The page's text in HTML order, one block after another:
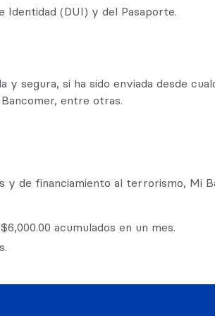
Identidad (DUI) y del Pasaporte.
segura, si ha sido enviada desde
entre otras.
de financiamiento al terrorismo, Mi
acumulados en un mes.